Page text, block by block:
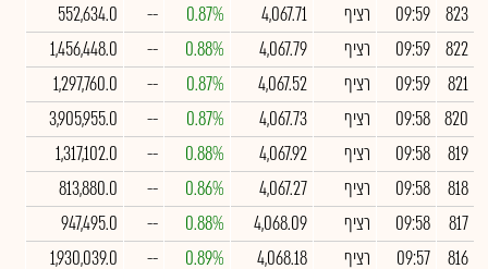
823
09:59 רציף 4,067.71
0.87%
--
552,634.0
822
09:59 רציף 4,067.79
0.88%
--
1,456,448.0
821
09:59 רציף 4,067.52
0.87%
--
1,297,760.0
820
09:58 רציף 4,067.73
0.87%
--
3,905,955.0
819
09:58 רציף 4,067.92
0.88%
--
1,317,102.0
818
09:58 רציף 4,067.27
0.86%
--
813,880.0
817
09:58 רציף 4,068.09
0.88%
--
947,495.0
816
09:57 רציף 4,068.18
0.89%
--
1,930,039.0